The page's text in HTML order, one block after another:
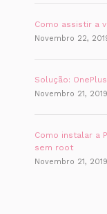
Como assistir a
Novembro 22,
Solução:
Novembro 21, 2019
Como instalar a
sem root
Novembro 21, 2019